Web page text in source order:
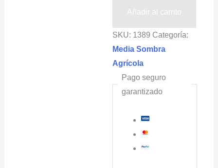
50%
cantidad
Añadir al carrito
SKU: 1389 Categoría:
Media Sombra
Agrícola
Pago seguro
garantizado